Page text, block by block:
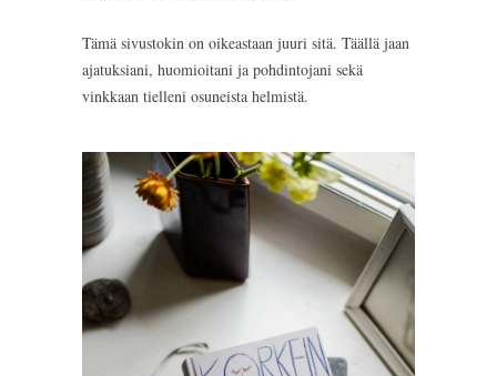
Tämä sivustokin on oikeastaan juuri sitä. Täällä jaan
ajatuksiani, huomioitani ja pohdintojani sekä
vinkkaan tielleni osuneista helmistä.